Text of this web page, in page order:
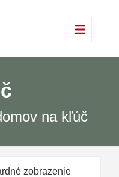
na kľúč
zobrazenie